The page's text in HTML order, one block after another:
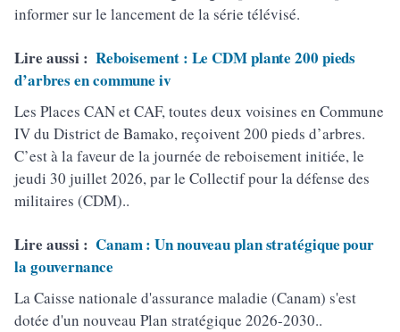
informer sur le lancement de la série télévisé.
Lire aussi : Reboisement : Le CDM plante 200 pieds
d’arbres en commune iv
Les Places CAN et CAF, toutes deux voisines en Commune
IV du District de Bamako, reçoivent 200 pieds d’arbres.
C’est à la faveur de la journée de reboisement initiée, le
jeudi 30 juillet 2026, par le Collectif pour la défense des
militaires (CDM)..
Lire aussi : Canam : Un nouveau plan stratégique pour
la gouvernance
La Caisse nationale d'assurance maladie (Canam) s'est
dotée d'un nouveau Plan stratégique 2026-2030..